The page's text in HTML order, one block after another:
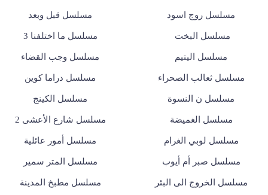
مسلسل روج اسود مسلسل قبل وبعد
مسلسل البخت مسلسل ما اختلفنا 3
مسلسل اليتيم مسلسل وجب القضاء
مسلسل ثعالب الصحراء مسلسل دراما كوين
مسلسل ن النسوة مسلسل الكينج
مسلسل الغميضة مسلسل شارع الأعشى 2
مسلسل لوبي الغرام مسلسل أمور عائلية
مسلسل صبر أم أيوب مسلسل المتر سمير
مسلسل الخروج الى البئر مسلسل مطبخ المدينة